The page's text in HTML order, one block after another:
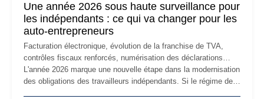
Une année 2026 sous haute surveillance pour
les indépendants : ce qui va changer pour les
auto-entrepreneurs
Facturation électronique, évolution de la franchise de TVA,
contrôles fiscaux renforcés, numérisation des déclarations…
L'année 2026 marque une nouvelle étape dans la modernisation
des obligations des travailleurs indépendants. Si le régime de